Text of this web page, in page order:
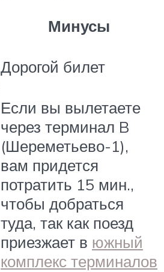
Минусы
Дорогой билет
Если вы вылетаете
через терминал B
(Шереметьево-1),
вам придется
потратить 15 мин.,
чтобы добраться
туда, так как поезд
приезжает в южный
комплекс терминалов